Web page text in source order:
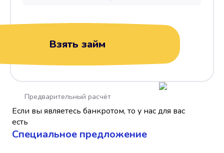
Взять займ
Если вы являетесь банкротом, то у нас для вас
есть
Cпециальное предложение
Предварительный расчёт